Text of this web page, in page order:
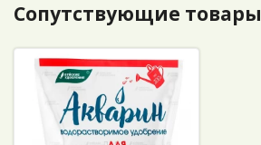
Сопутствующие товары